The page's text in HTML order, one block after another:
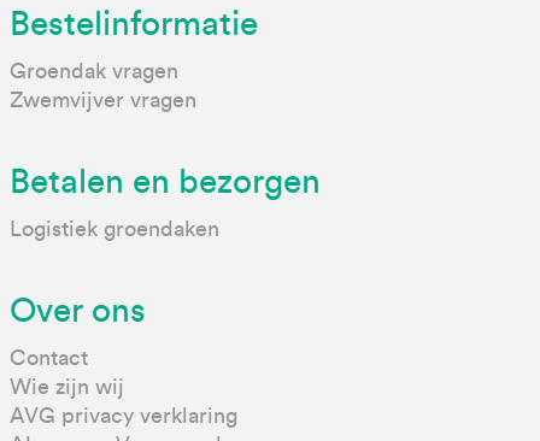
Bestelinformatie
Groendak vragen
Zwemvijver vragen
Betalen en bezorgen
Logistiek groendaken
Over ons
Contact
Wie zijn wij
AVG privacy verklaring